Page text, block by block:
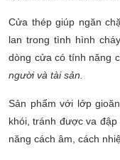
Cửa thép giúp ngăn
lan trong tình hình
dòng cửa có tính năng
người và tài sản.
Sản phẩm với lớp
khói, tránh được va
năng cách âm, cách